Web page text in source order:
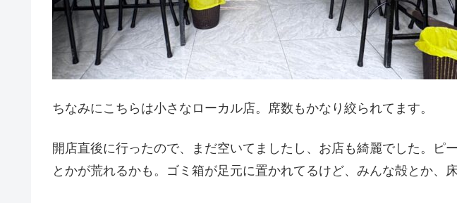
ちなみにこちらは小さなローカル店。席数もかなり絞られてます。
開店直後に行ったので、まだ空いてましたし、お店も綺麗でした。ピ
とかが荒れるかも。ゴミ箱が足元に置かれてるけど、みんな殻とか、